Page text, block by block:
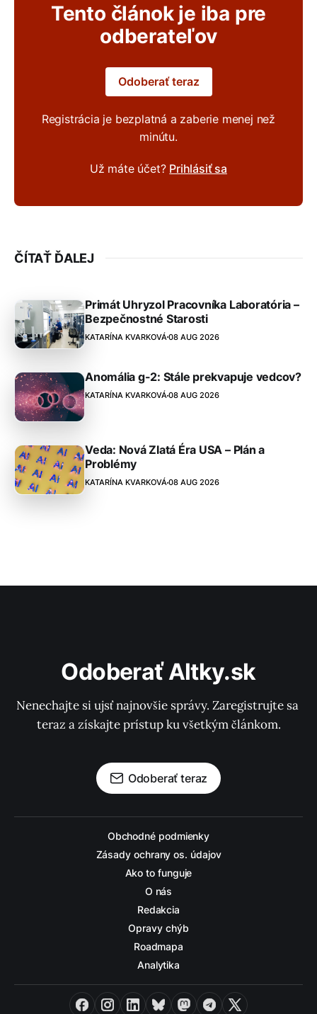
Tento článok je iba pre
odberateľov
Odoberať teraz
Registrácia je bezplatná a zaberie menej než
minútu.
Už máte účet? Prihlásiť sa
ČÍTAŤ ĎALEJ
Primát Uhryzol Pracovníka Laboratória –
Bezpečnostné Starosti
KATARÍNA KVARKOVÁ08 AUG 2026
Anomália g-2: Stále prekvapuje vedcov?
KATARÍNA KVARKOVÁ08 AUG 2026
Veda: Nová Zlatá Éra USA – Plán a
Problémy
KATARÍNA KVARKOVÁ08 AUG 2026
Odoberať Altky.sk
Nenechajte si ujsť najnovšie správy. Zaregistrujte sa
teraz a získajte prístup ku všetkým článkom.
Odoberať teraz
Obchodné podmienky
Zásady ochrany os. údajov
Ako to funguje
O nás
Redakcia
Opravy chýb
Roadmapa
Analytika